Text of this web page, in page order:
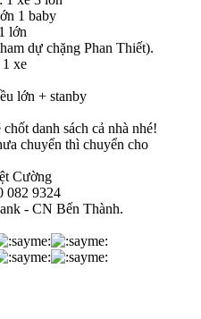
1 baby
lớn
dự chặng Phan Thiết).
xe
lớn + stanby
danh sách cả nhà nhé!
chuyển thì chuyển cho
Cường
082 9324
- CN Bến Thành.